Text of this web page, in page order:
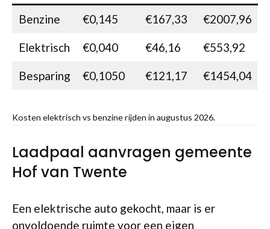
Benzine €0,145 €167,33 €2007,96
Elektrisch €0,040 €46,16 €553,92
Besparing €0,1050 €121,17 €1454,04
Kosten elektrisch vs benzine rijden in augustus 2026.
Laadpaal aanvragen gemeente
Hof van Twente
Een elektrische auto gekocht, maar is er
onvoldoende ruimte voor een eigen